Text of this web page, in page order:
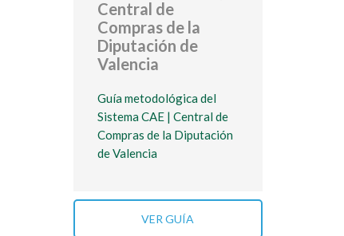
Central de
Compras de la
Diputación de
Valencia
Guía metodológica del
Sistema CAE | Central de
Compras de la Diputación
de Valencia
VER GUÍA